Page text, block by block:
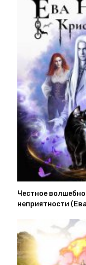
Честное
неприятности